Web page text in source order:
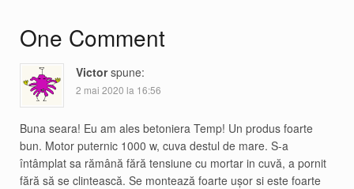
One Comment
Victor spune:
2 mai 2020 la 16:56
Buna seara! Eu am ales betoniera Temp! Un produs foarte
bun. Motor puternic 1000 w, cuva destul de mare. S-a
întâmplat sa rămână fără tensiune cu mortar in cuvă, a pornit
fără să se clintească. Se montează foarte ușor si este foarte